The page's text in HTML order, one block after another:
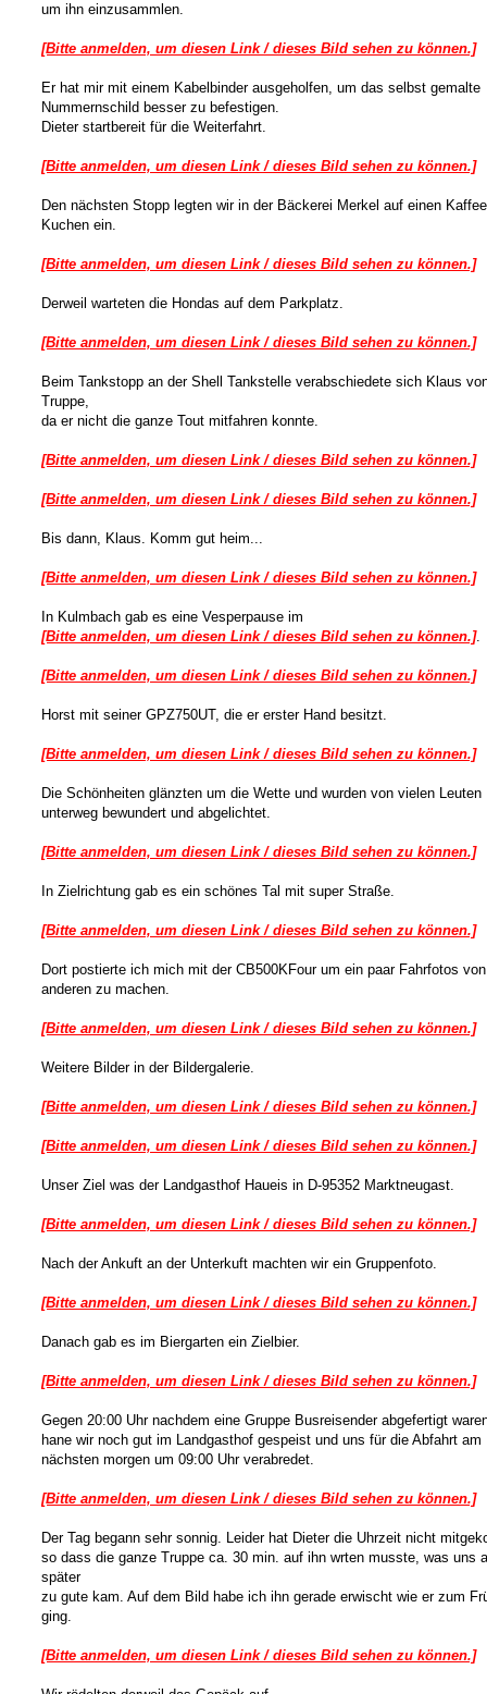
um ihn einzusammlen.
[Bitte anmelden, um diesen Link / dieses Bild sehen zu können.]
Er hat mir mit einem Kabelbinder ausgeholfen, um das selbst gemalte
Nummernschild besser zu befestigen.
Dieter startbereit für die Weiterfahrt.
[Bitte anmelden, um diesen Link / dieses Bild sehen zu können.]
Den nächsten Stopp legten wir in der Bäckerei Merkel auf einen
Kuchen ein.
[Bitte anmelden, um diesen Link / dieses Bild sehen zu können.]
Derweil warteten die Hondas auf dem Parkplatz.
[Bitte anmelden, um diesen Link / dieses Bild sehen zu können.]
Beim Tankstopp an der Shell Tankstelle verabschiedete sich Klaus
Truppe,
da er nicht die ganze Tout mitfahren konnte.
[Bitte anmelden, um diesen Link / dieses Bild sehen zu können.]
[Bitte anmelden, um diesen Link / dieses Bild sehen zu können.]
Bis dann, Klaus. Komm gut heim...
[Bitte anmelden, um diesen Link / dieses Bild sehen zu können.]
In Kulmbach gab es eine Vesperpause im
[Bitte anmelden, um diesen Link / dieses Bild sehen zu können.].
[Bitte anmelden, um diesen Link / dieses Bild sehen zu können.]
Horst mit seiner GPZ750UT, die er erster Hand besitzt.
[Bitte anmelden, um diesen Link / dieses Bild sehen zu können.]
Die Schönheiten glänzten um die Wette und wurden von vielen Leuten
unterweg bewundert und abgelichtet.
[Bitte anmelden, um diesen Link / dieses Bild sehen zu können.]
In Zielrichtung gab es ein schönes Tal mit super Straße.
[Bitte anmelden, um diesen Link / dieses Bild sehen zu können.]
Dort postierte ich mich mit der CB500KFour um ein paar Fahrfotos
anderen zu machen.
[Bitte anmelden, um diesen Link / dieses Bild sehen zu können.]
Weitere Bilder in der Bildergalerie.
[Bitte anmelden, um diesen Link / dieses Bild sehen zu können.]
[Bitte anmelden, um diesen Link / dieses Bild sehen zu können.]
Unser Ziel was der Landgasthof Haueis in D-95352 Marktneugast.
[Bitte anmelden, um diesen Link / dieses Bild sehen zu können.]
Nach der Ankuft an der Unterkuft machten wir ein Gruppenfoto.
[Bitte anmelden, um diesen Link / dieses Bild sehen zu können.]
Danach gab es im Biergarten ein Zielbier.
[Bitte anmelden, um diesen Link / dieses Bild sehen zu können.]
Gegen 20:00 Uhr nachdem eine Gruppe Busreisender abgefertigt
hane wir noch gut im Landgasthof gespeist und uns für die Abfahrt am
nächsten morgen um 09:00 Uhr verabredet.
[Bitte anmelden, um diesen Link / dieses Bild sehen zu können.]
Der Tag begann sehr sonnig. Leider hat Dieter die Uhrzeit nicht
so dass die ganze Truppe ca. 30 min. auf ihn wrten musste, was uns
später
zu gute kam. Auf dem Bild habe ich ihn gerade erwischt wie er zum
ging.
[Bitte anmelden, um diesen Link / dieses Bild sehen zu können.]